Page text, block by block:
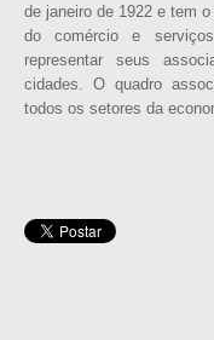
de janeiro de 1922 e tem
do comércio e
representar seus
cidades. O quadro
todos os setores da